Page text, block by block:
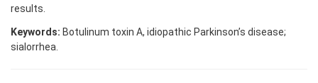
results.
Keywords: Botulinum toxin A, idiopathic Parkinson’s disease;
sialorrhea.